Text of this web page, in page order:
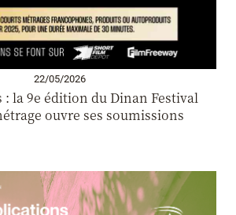
22/05/2026
la 9e édition du Dinan Festival
ouvre ses soumissions